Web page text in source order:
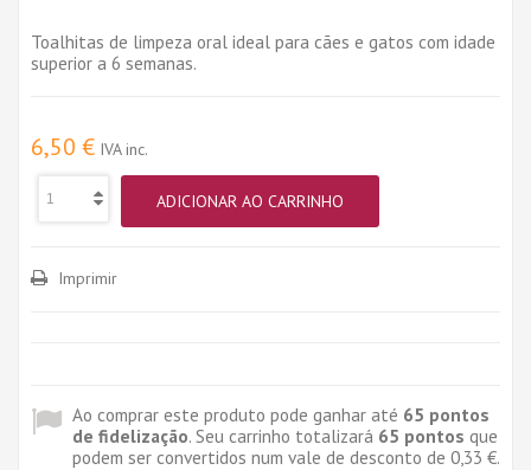
Toalhitas de limpeza oral ideal para cães e gatos com idade
superior a 6 semanas.
6,50 € IVA inc.
ADICIONAR AO CARRINHO
Imprimir
Ao comprar este produto pode ganhar até 65 pontos
de fidelização. Seu carrinho totalizará 65 pontos que
podem ser convertidos num vale de desconto de 0,33 €.